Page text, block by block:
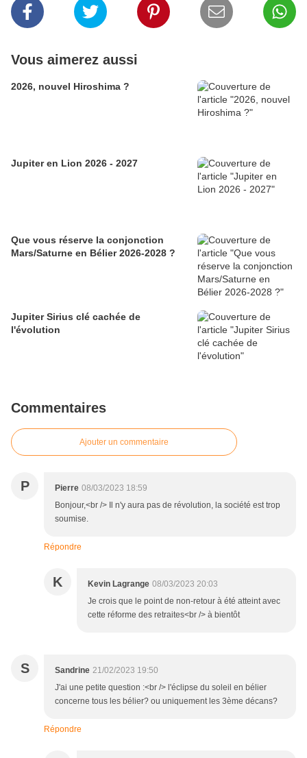
Vous aimerez aussi
2026, nouvel Hiroshima ?
Jupiter en Lion 2026 - 2027
Que vous réserve la conjonction
Mars/Saturne en Bélier 2026-2028 ?
Jupiter Sirius clé cachée de
l'évolution
Commentaires
Ajouter un commentaire
P Pierre 08/03/2023 18:59
Bonjour,<br /> Il n'y aura pas de révolution, la société est trop
soumise.
Répondre
K Kevin Lagrange 08/03/2023 20:03
Je crois que le point de non-retour à été atteint avec
cette réforme des retraites<br /> à bientôt
S Sandrine 21/02/2023 19:50
J'ai une petite question :<br /> l'éclipse du soleil en bélier
concerne tous les bélier? ou uniquement les 3ème décans?
Répondre